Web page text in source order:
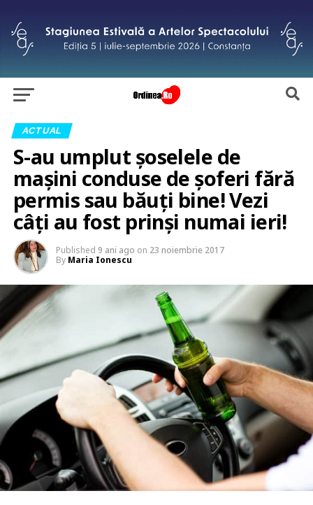
ACTUAL
S-au umplut șoselele de
mașini conduse de șoferi fără
permis sau băuți bine! Vezi
câți au fost prinși numai ieri!
Published 9 ani ago on 23 noiembrie 2017
By Maria Ionescu